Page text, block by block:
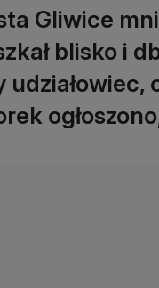
Gliwice
blisko i